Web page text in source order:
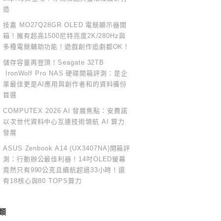
造
技嘉 MO27Q28GR OLED 電競顯示器開
箱！擁有超高1500尼特亮度2K/280Hz與
多種電競輔助功能！遊戲創作追劇都OK！
儲存容量再登頂！Seagate 32TB
IronWolf Pro NAS 硬碟開箱評測：是企
業最佳更是AI應用與創作者和的資料備份
首選
COMPUTEX 2026 AI 發展焦點：安費諾
以次世代資料中心互連技術領航 AI 算力
發展
ASUS Zenbook A14 (UX3407NA)開箱評
測：行動辦公最佳利器！14吋OLED螢幕
竟然只有990公克且續航超過33小時！還
有18核心與80 TOPS算力